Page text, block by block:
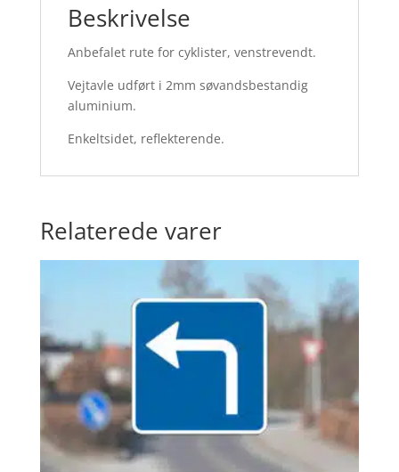
Beskrivelse
Anbefalet rute for cyklister, venstrevendt.
Vejtavle udført i 2mm søvandsbestandig
aluminium.
Enkeltsidet, reflekterende.
Relaterede varer